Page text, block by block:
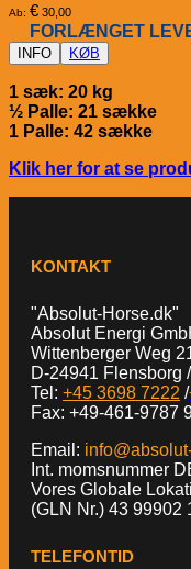
Ab: € 30,00
FORLÆNGET
INFO KØB
1 sæk: 20 kg
½ Palle: 21 sække
1 Palle: 42 sække
Klik her for at se
KONTAKT
"Absolut-Horse.dk"
Absolut Energi
Wittenberger Weg
D-24941 Flensborg
Tel: +45 3698 7222 /
Fax: +49-461-9787
Email:
Int. momsnummer
Vores Globale
(GLN Nr.) 43 99902
TELEFONTID